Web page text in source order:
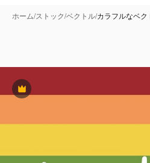
ホーム/ストック/ベクトル/カラフルなベ
Premium